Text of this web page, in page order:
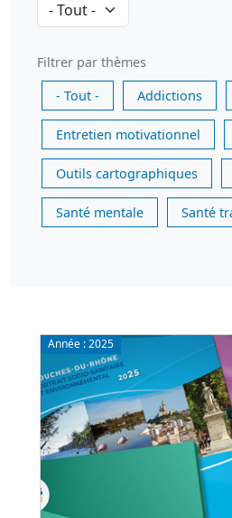
Filtrer par thèmes
- Tout -
Addictions
Entretien motivationnel
Outils cartographiques
Santé mentale Santé
Année :2025